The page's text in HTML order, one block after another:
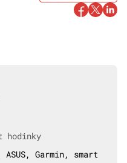
hodinky
Garmin, smart